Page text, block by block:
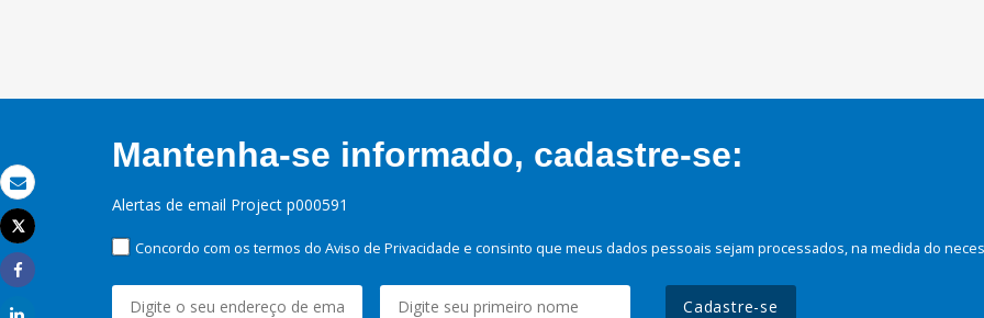
Email
Imprimir
Tweet
Share
Mantenha-se informado, cadastre-se:
Alertas de email Project p000591
Concordo com os termos do Aviso de Privacidade e consinto que meus dados pessoais sejam processados, na medida do
Cadastre-se